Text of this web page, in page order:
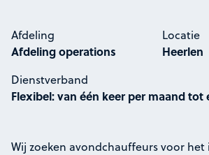
Afdeling
Afdeling operations
Locatie
Heerlen
Dienstverband
Flexibel: van één keer per maand tot
Wij zoeken avondchauffeurs voor het